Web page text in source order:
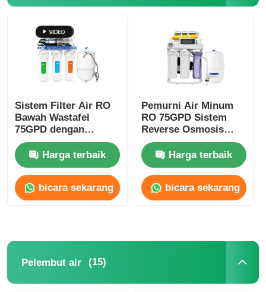
Katup Solenoid
alat pengukur tekanan
braket RO
Sistem Filter Air RO
Bawah Wastafel
75GPD dengan
Filtrasi 5 Tahap dan
Keran Baja Tahan
Karat 304
Harga terbaik
bicara sekarang
Pemurni Air Minum
RO 75GPD Sistem
Reverse Osmosis
Dengan Sterilisasi UV
Remineralisasi
Harga terbaik
bicara sekarang
Pelembut air (15)